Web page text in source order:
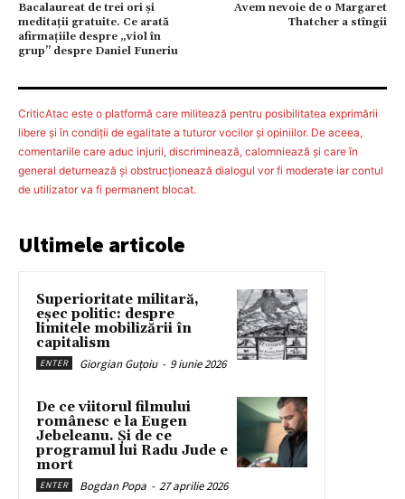
Bacalaureat de trei ori și
meditații gratuite. Ce arată
afirmațiile despre „viol în
grup” despre Daniel Funeriu
Avem nevoie de o Margaret
Thatcher a stîngii
CriticAtac este o platformă care militează pentru posibilitatea exprimării
libere şi în condiţii de egalitate a tuturor vocilor şi opiniilor. De aceea,
comentariile care aduc injurii, discriminează, calomniează şi care în
general deturnează şi obstrucţionează dialogul vor fi moderate iar contul
de utilizator va fi permanent blocat.
Ultimele articole
Superioritate militară,
eșec politic: despre
limitele mobilizării în
capitalism
ENTER Giorgian Guțoiu - 9 iunie 2026
De ce viitorul filmului
românesc e la Eugen
Jebeleanu. Și de ce
programul lui Radu Jude e
mort
ENTER Bogdan Popa - 27 aprilie 2026